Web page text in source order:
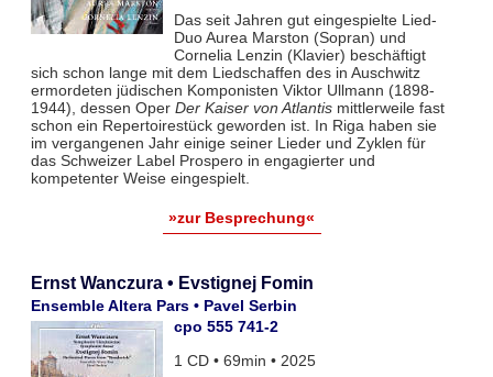
Das seit Jahren gut eingespielte Lied-
Duo Aurea Marston (Sopran) und
Cornelia Lenzin (Klavier) beschäftigt
sich schon lange mit dem Liedschaffen des in Auschwitz
ermordeten jüdischen Komponisten Viktor Ullmann (1898-
1944), dessen Oper Der Kaiser von Atlantismittlerweile fast
schon ein Repertoirestück geworden ist. In Riga haben sie
im vergangenen Jahr einige seiner Lieder und Zyklen für
das Schweizer Label Prospero in engagierter und
kompetenter Weise eingespielt.
»zur Besprechung«
Ernst Wanczura • Evstignej Fomin
Ensemble Altera Pars • Pavel Serbin
cpo 555 741-2
1 CD • 69min • 2025